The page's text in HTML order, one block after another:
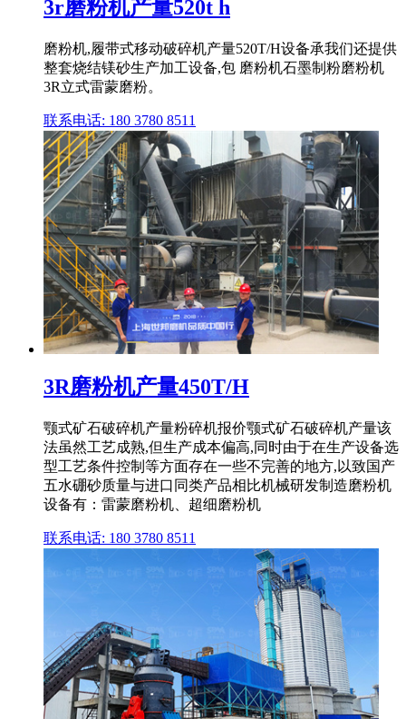
3r磨粉机产量520t h
磨粉机,履带式移动破碎机产量520T/H设备承我们还提供
整套烧结镁砂生产加工设备,包 磨粉机石墨制粉磨粉机
3R立式雷蒙磨粉。
联系电话: 180 3780 8511
3R磨粉机产量450T/H
颚式矿石破碎机产量粉碎机报价颚式矿石破碎机产量该
法虽然工艺成熟,但生产成本偏高,同时由于在生产设备选
型工艺条件控制等方面存在一些不完善的地方,以致国产
五水硼砂质量与进口同类产品相比机械研发制造磨粉机
设备有：雷蒙磨粉机、超细磨粉机
联系电话: 180 3780 8511